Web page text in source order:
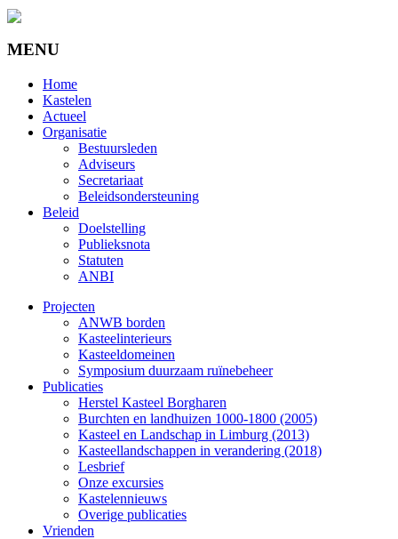
MENU
Home
Kastelen
Actueel
Organisatie
Bestuursleden
Adviseurs
Secretariaat
Beleidsondersteuning
Beleid
Doelstelling
Publieksnota
Statuten
ANBI
Projecten
ANWB borden
Kasteelinterieurs
Kasteeldomeinen
Symposium duurzaam ruïnebeheer
Publicaties
Herstel Kasteel Borgharen
Burchten en landhuizen 1000-1800 (2005)
Kasteel en Landschap in Limburg (2013)
Kasteellandschappen in verandering (2018)
Lesbrief
Onze excursies
Kastelennieuws
Overige publicaties
Vrienden